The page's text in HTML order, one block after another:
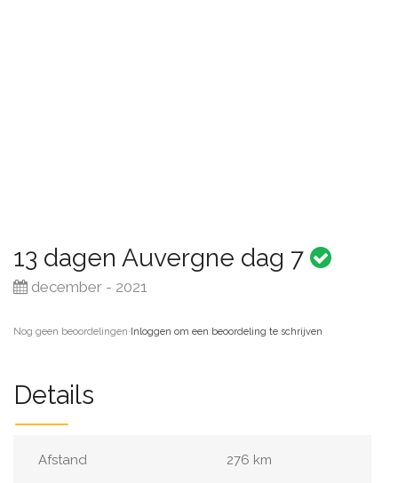
13 dagen Auvergne dag 7
december - 2021
Nog geen beoordelingen·Inloggen om een beoordeling te schrijven
Details
Afstand 276 km